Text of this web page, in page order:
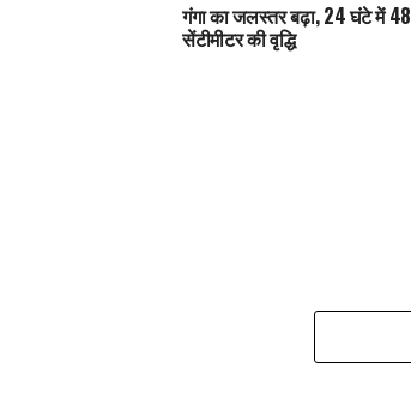
गंगा का जलस्तर बढ़ा, 24 घंटे में 48
सेंटीमीटर की वृद्धि